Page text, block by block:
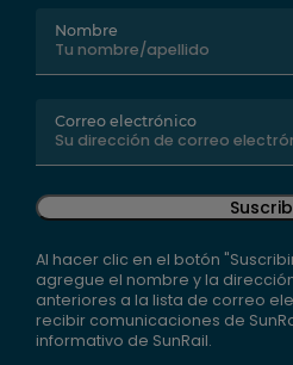
Nombre
Correo electrónico
Al hacer clic en el botón
agregue el nombre y la
anteriores a la lista de correo
recibir comunicaciones de
informativo de SunRail.